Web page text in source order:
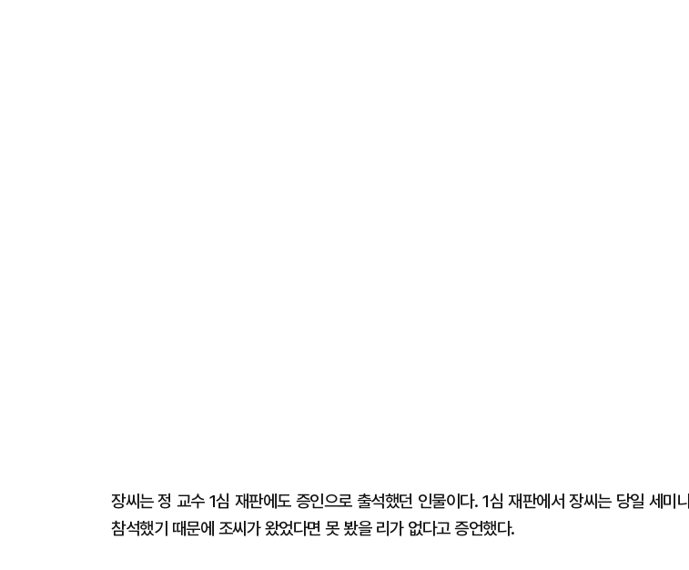
장씨는 정 교수 1심 재판에도 증인으로 출석했던 인물이다. 1심 재판에서 장씨는 당일 세미
참석했기 때문에 조씨가 왔었다면 못 봤을 리가 없다고 증언했다.